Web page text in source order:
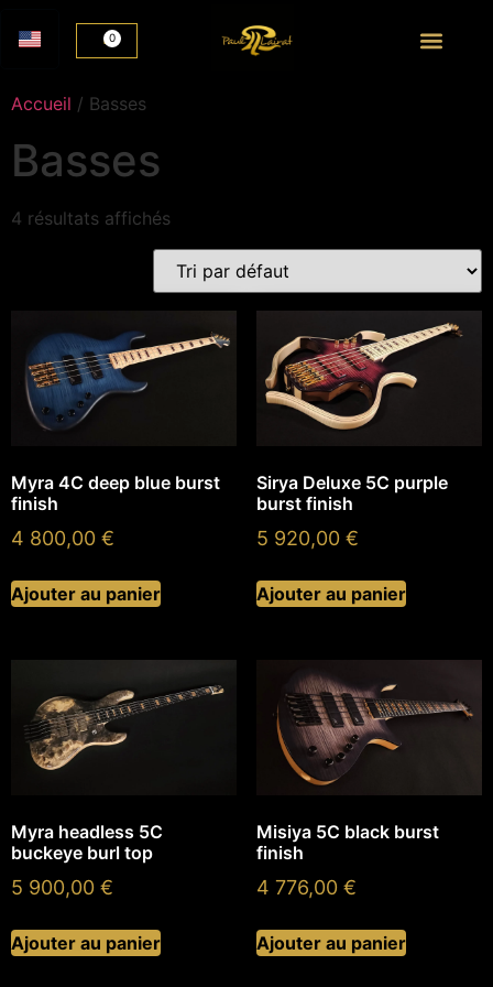
0
Accueil / Basses
Basses
4 résultats affichés
Myra 4C deep blue burst
finish
4 800,00 €
Ajouter au panier
Sirya Deluxe 5C purple
burst finish
5 920,00 €
Ajouter au panier
Myra headless 5C
buckeye burl top
5 900,00 €
Ajouter au panier
Misiya 5C black burst
finish
4 776,00 €
Ajouter au panier